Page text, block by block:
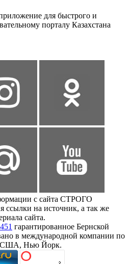
для быстрого и
порталу Казахстана
с сайта СТРОГО
на источник, а так же
сайта.
гарантированное Бернской
в международной компании по
США, Нью Йорк.